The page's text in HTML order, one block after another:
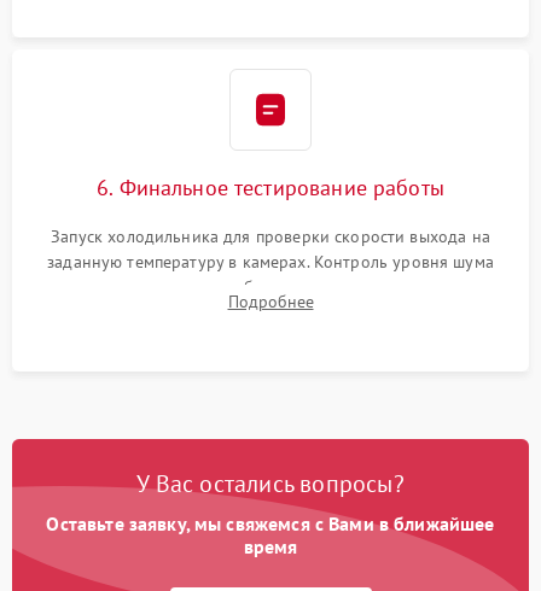
6. Финальное тестирование работы
Запуск холодильника для проверки скорости выхода на
заданную температуру в камерах. Контроль уровня шума
компрессора, отсутствия обмерзания стенок и корректного
срабатывания системы автоматической оттайки.
Подробнее
У Вас остались вопросы?
Оставьте заявку, мы свяжемся с Вами в ближайшее
время